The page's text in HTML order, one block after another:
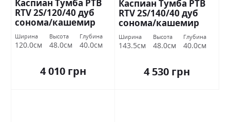
Каспиан Тумба РТВ
RTV 2S/120/40 дуб
сонома/кашемир
БРВ Украина
Ширина
120.0см
Высота
48.0см
Глубина
40.0см
4 010 грн
Каспиан Тумба РТВ
RTV 2S/140/40 дуб
сонома/кашемир
БРВ Украина
Ширина
143.5см
Высота
48.0см
Глубина
40.0см
4 530 грн